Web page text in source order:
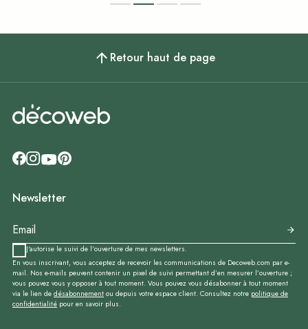
Retour haut de page
Newsletter
J'autorise le suivi de l'ouverture de mes newsletters.
En vous inscrivant, vous acceptez de recevoir les communications de Decoweb.com par e-
mail. Nos e-mails peuvent contenir un pixel de suivi permettant d’en mesurer l’ouverture ;
vous pouvez vous y opposer à tout moment. Vous pouvez vous désabonner à tout moment
via le lien de désabonnement ou depuis votre espace client. Consultez notre politique de
confidentialité pour en savoir plus.